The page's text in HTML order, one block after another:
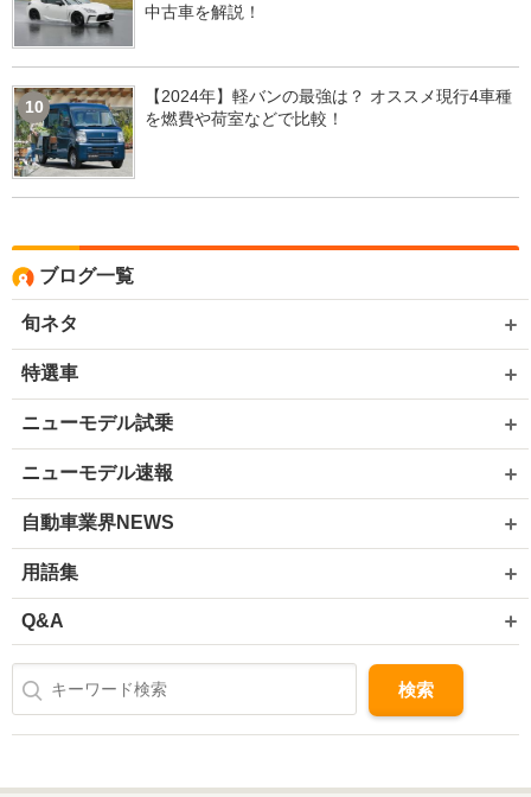
中古車を解説！
10
【2024年】軽バンの最強は？ オススメ現行4車種
を燃費や荷室などで比較！
ブログ一覧
旬ネタ
特選車
ニューモデル試乗
ニューモデル速報
自動車業界NEWS
用語集
Q&A